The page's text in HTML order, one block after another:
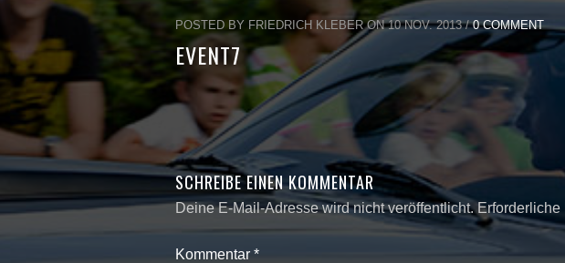
POSTED BY FRIEDRICH KLEBER ON 10 NOV. 2013 /0 COMMENT
EVENT7
SCHREIBE EINEN KOMMENTAR
Deine E-Mail-Adresse wird nicht veröffentlicht.
Kommentar *